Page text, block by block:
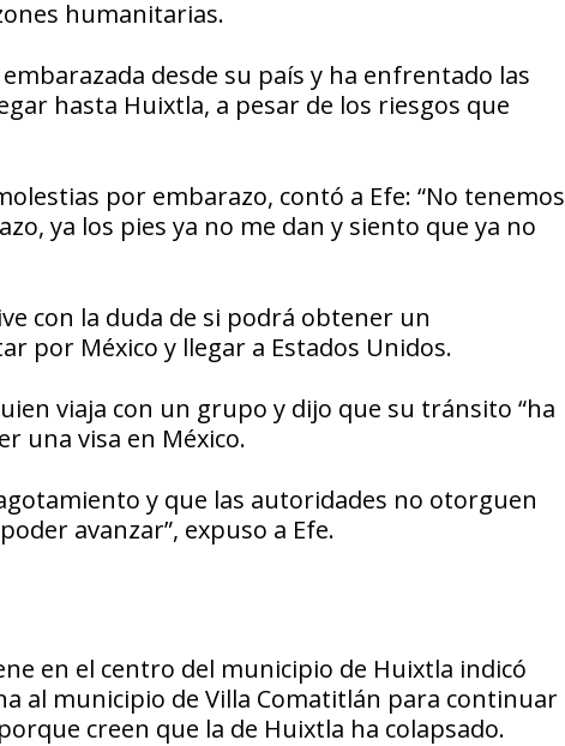
humanitarias.
desde su país y ha enfrentado las
hasta Huixtla, a pesar de los riesgos que
por embarazo, contó a Efe: “No tenemos
ya los pies ya no me dan y siento que ya no
con la duda de si podrá obtener un
por México y llegar a Estados Unidos.
viaja con un grupo y dijo que su tránsito “ha
una visa en México.
y que las autoridades no otorguen
avanzar”, expuso a Efe.
en el centro del municipio de Huixtla indicó
al municipio de Villa Comatitlán para continuar
creen que la de Huixtla ha colapsado.